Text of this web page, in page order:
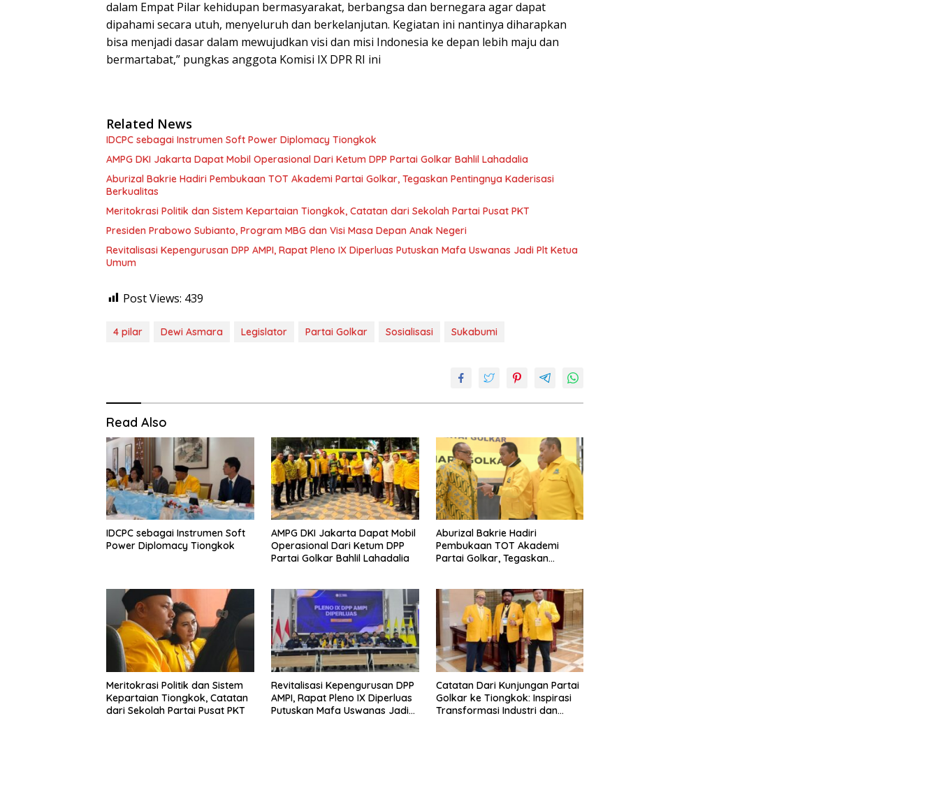
dalam Empat Pilar kehidupan bermasyarakat, berbangsa dan bernegara agar dapat
dipahami secara utuh, menyeluruh dan berkelanjutan. Kegiatan ini nantinya diharapkan
bisa menjadi dasar dalam mewujudkan visi dan misi Indonesia ke depan lebih maju dan
bermartabat,” pungkas anggota Komisi IX DPR RI ini
Related News
IDCPC sebagai Instrumen Soft Power Diplomacy Tiongkok
AMPG DKI Jakarta Dapat Mobil Operasional Dari Ketum DPP Partai Golkar Bahlil Lahadalia
Aburizal Bakrie Hadiri Pembukaan TOT Akademi Partai Golkar, Tegaskan Pentingnya Kaderisasi
Berkualitas
Meritokrasi Politik dan Sistem Kepartaian Tiongkok, Catatan dari Sekolah Partai Pusat PKT
Presiden Prabowo Subianto, Program MBG dan Visi Masa Depan Anak Negeri
Revitalisasi Kepengurusan DPP AMPI, Rapat Pleno IX Diperluas Putuskan Mafa Uswanas Jadi Plt Ketua
Umum
Post Views: 439
4 pilar Dewi Asmara Legislator Partai Golkar Sosialisasi Sukabumi
Read Also
IDCPC sebagai Instrumen Soft
Power Diplomacy Tiongkok
AMPG DKI Jakarta Dapat Mobil
Operasional Dari Ketum DPP
Partai Golkar Bahlil Lahadalia
Aburizal Bakrie Hadiri
Pembukaan TOT Akademi
Partai Golkar, Tegaskan
Meritokrasi Politik dan Sistem
Kepartaian Tiongkok, Catatan
dari Sekolah Partai Pusat PKT
Revitalisasi Kepengurusan DPP
AMPI, Rapat Pleno IX Diperluas
Putuskan Mafa Uswanas Jadi
Catatan Dari Kunjungan Partai
Golkar ke Tiongkok: Inspirasi
Transformasi Industri dan